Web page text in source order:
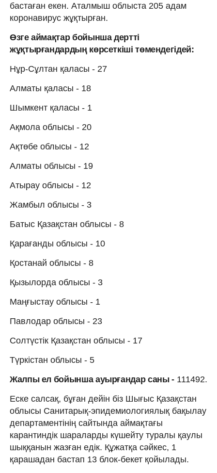
бастаған екен. Аталмыш облыста 205 адам
коронавирус жұқтырған.
Өзге аймақтар бойынша дертті
жұқтырғандардың көрсеткіші төмендегідей:
Нұр-Сұлтан қаласы - 27
Алматы қаласы - 18
Шымкент қаласы - 1
Ақмола облысы - 20
Ақтөбе облысы - 12
Алматы облысы - 19
Атырау облысы - 12
Жамбыл облысы - 3
Батыс Қазақстан облысы - 8
Қарағанды облысы - 10
Қостанай облысы - 8
Қызылорда облысы - 3
Маңғыстау облысы - 1
Павлодар облысы - 23
Солтүстік Қазақстан облысы - 17
Түркістан облысы - 5
Жалпы ел бойынша ауырғандар саны -111492.
Еске салсақ, бұған дейін біз Шығыс Қазақстан
облысы Санитарық-эпидемиологиялық бақылау
департаментінің сайтында аймақтағы
карантиндік шараларды күшейту туралы қаулы
шыққанын жазған едік. Құжатқа сәйкес, 1
қарашадан бастап 13 блок-бекет қойылады.